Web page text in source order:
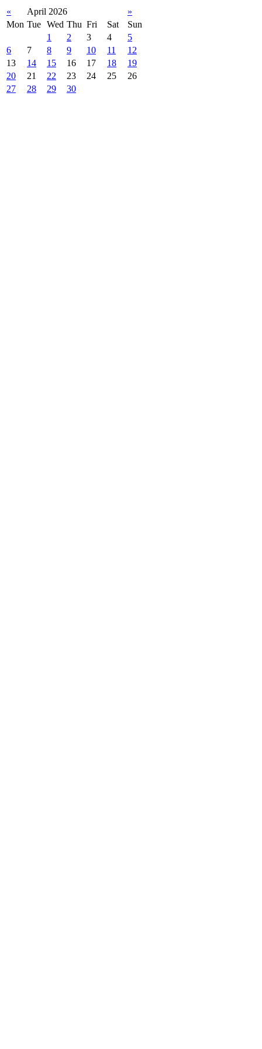
« April 2026
»
Mon Tue Wed Thu Fri Sat
Sun
1
2 3 4
5
6
7 8 9 10 11
12
13
14 15 16 17 18
19
20
21 22 23 24 25
26
27
28 29 30